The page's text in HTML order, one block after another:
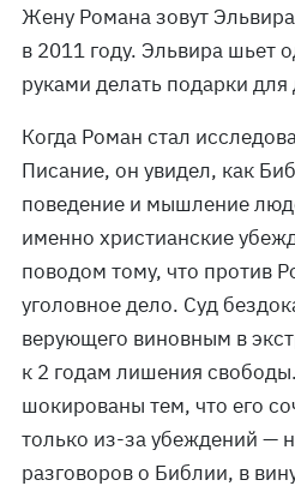
Жену Романа зовут
в 2011 году. Эльвира шьет
руками делать подарки для
Когда Роман стал
Писание, он увидел, как
поведение и мышление
именно христианские
поводом тому, что против
уголовное дело. Суд
верующего виновным в
к 2 годам лишения
шокированы тем, что его
только из-за убеждений —
разговоров о Библии, в